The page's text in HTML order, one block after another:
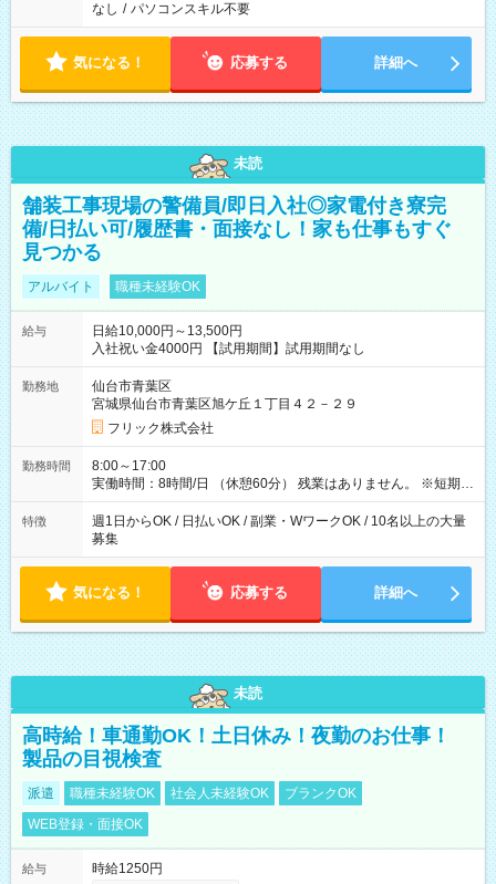
なし / パソコンスキル不要
気になる！ 応募する 詳細へ
未読
舗装工事現場の警備員/即日入社◎家電付き寮完
備/日払い可/履歴書・面接なし！家も仕事もすぐ
見つかる
アルバイト 職種未経験OK
給与
日給10,000円～13,500円
入社祝い金4000円 【試用期間】試用期間なし
勤務地
仙台市青葉区
宮城県仙台市青葉区旭ケ丘１丁目４２－２９
フリック株式会社
勤務時間
8:00～17:00
実働時間：8時間/日 （休憩60分） 残業はありません。 ※短期の
募集は行っておりません。予めご了承くださいませ。
特徴
週1日からOK / 日払いOK / 副業・WワークOK / 10名以上の大量
募集
気になる！ 応募する 詳細へ
未読
高時給！車通勤OK！土日休み！夜勤のお仕事！
製品の目視検査
派遣 職種未経験OK 社会人未経験OK
ブランクOK
WEB登録・面接OK
給与
時給1250円